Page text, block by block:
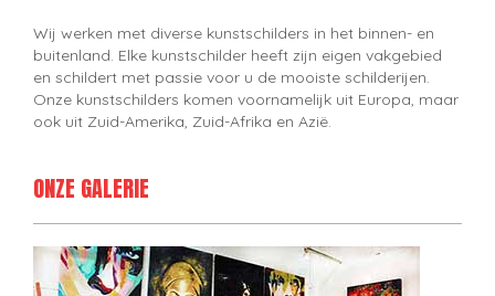
Wij werken met diverse kunstschilders in het binnen- en
buitenland. Elke kunstschilder heeft zijn eigen vakgebied
en schildert met passie voor u de mooiste schilderijen.
Onze kunstschilders komen voornamelijk uit Europa, maar
ook uit Zuid-Amerika, Zuid-Afrika en Azië.
ONZE GALERIE